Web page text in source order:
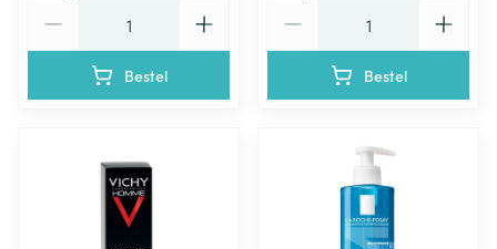
Bestel Bestel